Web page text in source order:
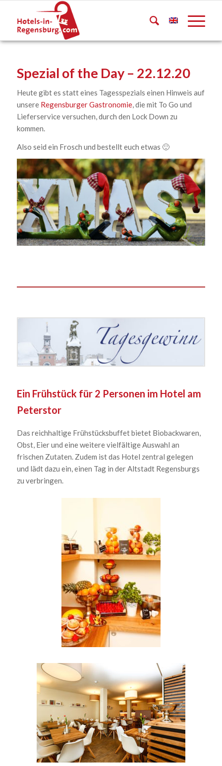
Spezial of the Day – 22.12.20
Heute gibt es statt eines Tagesspezials einen Hinweis auf
unsere Regensburger Gastronomie, die mit To Go und
Lieferservice versuchen, durch den Lock Down zu
kommen.
Also seid ein Frosch und bestellt euch etwas 🙂
Ein Frühstück für 2 Personen im Hotel am
Peterstor
Das reichhaltige Frühstücksbuffet bietet Biobackwaren,
Obst, Eier und eine weitere vielfältige Auswahl an
frischen Zutaten. Zudem ist das Hotel zentral gelegen
und lädt dazu ein, einen Tag in der Altstadt Regensburgs
zu verbringen.